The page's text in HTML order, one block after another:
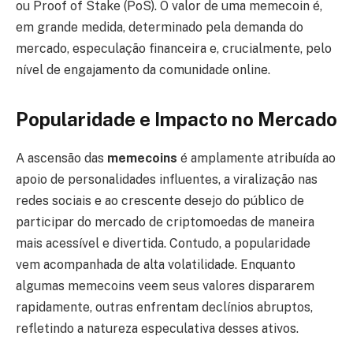
ou Proof of Stake (PoS). O valor de uma memecoin é,
em grande medida, determinado pela demanda do
mercado, especulação financeira e, crucialmente, pelo
nível de engajamento da comunidade online.
Popularidade e Impacto no Mercado
A ascensão das memecoins é amplamente atribuída ao
apoio de personalidades influentes, a viralização nas
redes sociais e ao crescente desejo do público de
participar do mercado de criptomoedas de maneira
mais acessível e divertida. Contudo, a popularidade
vem acompanhada de alta volatilidade. Enquanto
algumas memecoins veem seus valores dispararem
rapidamente, outras enfrentam declínios abruptos,
refletindo a natureza especulativa desses ativos.